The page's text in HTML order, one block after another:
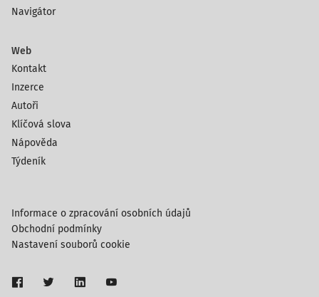
Navigátor
Web
Kontakt
Inzerce
Autoři
Klíčová slova
Nápověda
Týdeník
Informace o zpracování osobních údajů
Obchodní podmínky
Nastavení souborů cookie